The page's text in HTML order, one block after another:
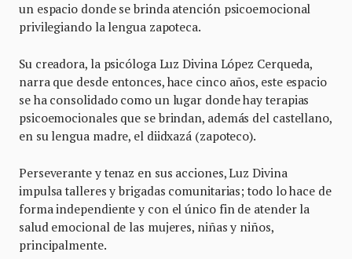
un espacio donde se brinda atención psicoemocional
privilegiando la lengua zapoteca.
Su creadora, la psicóloga Luz Divina López Cerqueda,
narra que desde entonces, hace cinco años, este espacio
se ha consolidado como un lugar donde hay terapias
psicoemocionales que se brindan, además del castellano,
en su lengua madre, el diidxazá (zapoteco).
Perseverante y tenaz en sus acciones, Luz Divina
impulsa talleres y brigadas comunitarias; todo lo hace de
forma independiente y con el único fin de atender la
salud emocional de las mujeres, niñas y niños,
principalmente.